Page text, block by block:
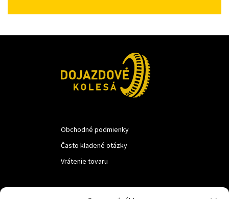
Obchodné podmienky
Často kladené otázky
Vrátenie tovaru